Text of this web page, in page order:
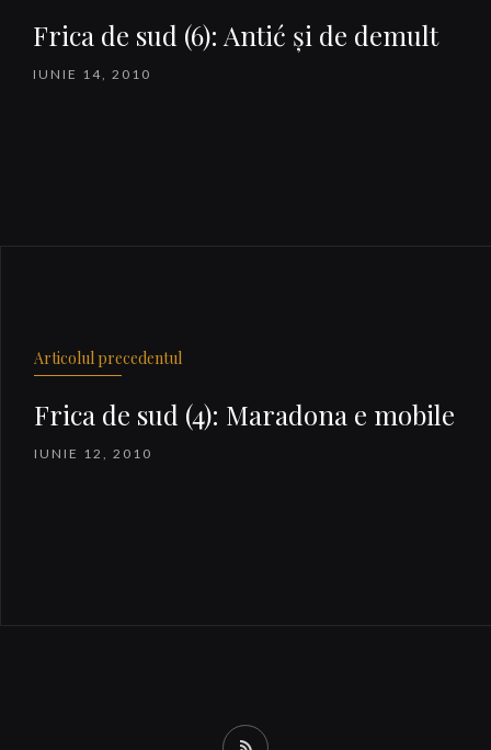
Frica de sud (6): Antić şi de demult
IUNIE 14, 2010
Articolul precedentul
Frica de sud (4): Maradona e mobile
IUNIE 12, 2010